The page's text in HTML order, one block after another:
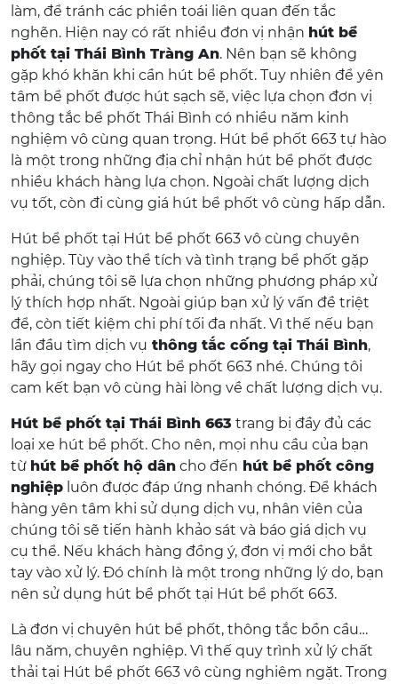
làm, để tránh các phiền toái liên quan đến tắc
nghẽn. Hiện nay có rất nhiều đơn vị nhận hút bể
phốt tại Thái Bình Tràng An. Nên bạn sẽ không
gặp khó khăn khi cần hút bể phốt. Tuy nhiên để yên
tâm bể phốt được hút sạch sẽ, việc lựa chọn đơn vị
thông tắc bể phốt Thái Bình có nhiều năm kinh
nghiệm vô cùng quan trọng. Hút bể phốt 663 tự hào
là một trong những địa chỉ nhận hút bể phốt được
nhiều khách hàng lựa chọn. Ngoài chất lượng dịch
vụ tốt, còn đi cùng giá hút bể phốt vô cùng hấp dẫn.
Hút bể phốt tại Hút bể phốt 663 vô cùng chuyên
nghiệp. Tùy vào thể tích và tình trạng bể phốt gặp
phải, chúng tôi sẽ lựa chọn những phương pháp xử
lý thích hợp nhất. Ngoài giúp bạn xử lý vấn đề triệt
để, còn tiết kiệm chi phí tối đa nhất. Vì thế nếu bạn
lần đầu tìm dịch vụ thông tắc cống tại Thái Bình,
hãy gọi ngay cho Hút bể phốt 663 nhé. Chúng tôi
cam kết bạn vô cùng hài lòng về chất lượng dịch vụ.
Hút bể phốt tại Thái Bình 663 trang bị đầy đủ các
loại xe hút bể phốt. Cho nên, mọi nhu cầu của bạn
từ hút bể phốt hộ dân cho đến hút bể phốt công
nghiệp luôn được đáp ứng nhanh chóng. Để khách
hàng yên tâm khi sử dụng dịch vụ, nhân viên của
chúng tôi sẽ tiến hành khảo sát và báo giá dịch vụ
cụ thể. Nếu khách hàng đồng ý, đơn vị mới cho bắt
tay vào xử lý. Đó chính là một trong những lý do, bạn
nên sử dụng hút bể phốt tại Hút bể phốt 663.
Là đơn vị chuyên hút bể phốt, thông tắc bồn cầu…
lâu năm, chuyên nghiệp. Vì thế quy trình xử lý chất
thải tại Hút bể phốt 663 vô cùng nghiêm ngặt. Trong